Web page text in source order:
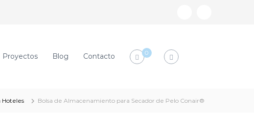
Proyectos Blog Contacto 0
Hoteles Bolsa de Almacenamiento para Secador de Pelo Conair®